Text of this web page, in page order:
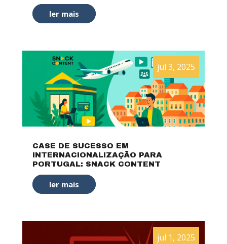
ler mais
CASE DE SUCESSO EM
INTERNACIONALIZAÇÃO PARA
PORTUGAL: SNACK CONTENT
jul 3, 2025
ler mais
jul 1, 2025